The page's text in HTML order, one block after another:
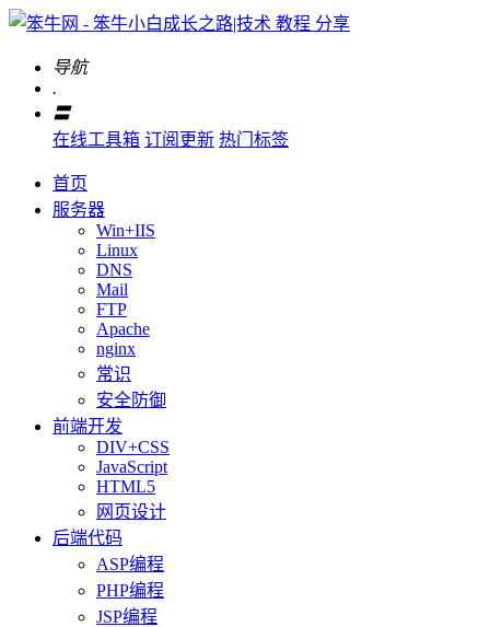
导航
.
〓
在线工具箱 订阅更新 热门标签
首页
服务器
Win+IIS
Linux
DNS
Mail
FTP
Apache
nginx
常识
安全防御
前端开发
DIV+CSS
JavaScript
HTML5
网页设计
后端代码
ASP编程
PHP编程
JSP编程